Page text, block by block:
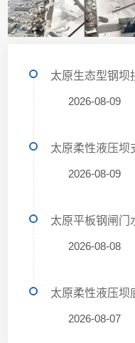
太原生态型钢坝
2026-08-09
太原柔性液压坝
2026-08-09
太原平板钢闸门
2026-08-08
太原柔性液压坝
2026-08-07